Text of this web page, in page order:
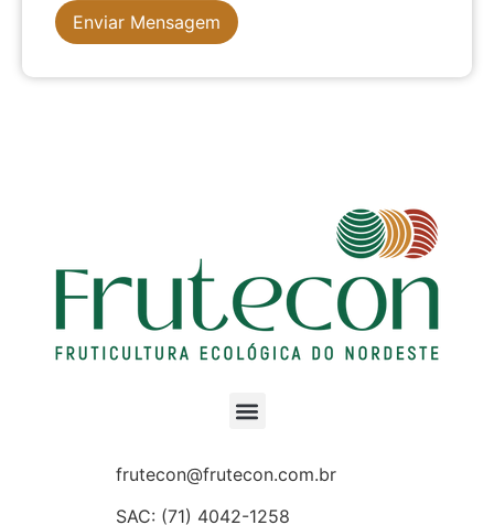
Enviar Mensagem
frutecon@frutecon.com.br
SAC: (71) 4042-1258